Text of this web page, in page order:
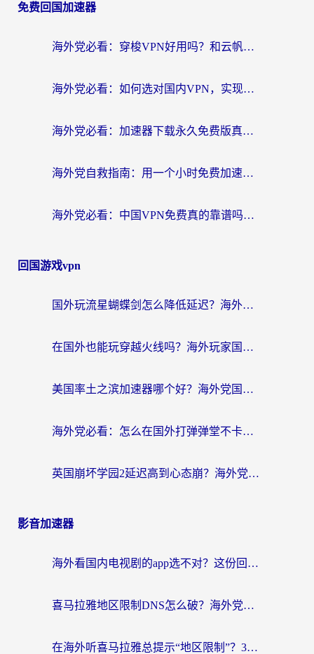
免费回国加速器
海外党必看：穿梭VPN好用吗？和云帆VPN对比哪个回国效果更好？附真实测评+避坑指南
海外党必看：如何选对国内VPN，实现无缝访问国内资源？
海外党必看：加速器下载永久免费版真的存在吗？教你无缝访问国内资源的正确姿势
海外党自救指南：用一个小时免费加速器，轻松打破国内资源访问壁垒？
海外党必看：中国VPN免费真的靠谱吗？手把手教你选对回国加速器
回国游戏vpn
国外玩流星蝴蝶剑怎么降低延迟？海外党必看的加速秘籍（含欧洲鸣潮&彩虹岛优化攻略）
在国外也能玩穿越火线吗？海外玩家国服游戏畅玩终极指南
美国率土之滨加速器哪个好？海外党国服游戏畅玩终极指南（附多游戏解决方案）
海外党必看：怎么在国外打弹弹堂不卡？番茄加速器亲测指南
英国崩坏学园2延迟高到心态崩？海外党国服游戏加速终极指南
影音加速器
海外看国内电视剧的app选不对？这份回国加速器避坑指南帮你流畅追剧
喜马拉雅地区限制DNS怎么破？海外党听国内音乐听书的终极解决方案
在海外听喜马拉雅总提示“地区限制”？3步轻松解除+听国内音乐全攻略